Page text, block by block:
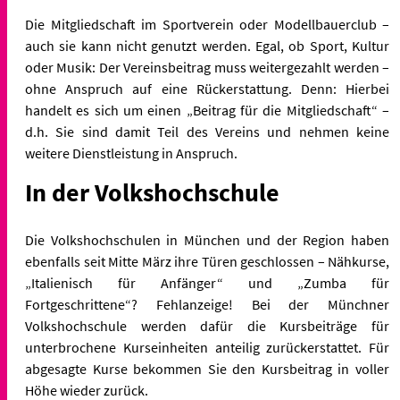
Die Mitgliedschaft im Sportverein oder Modellbauerclub –
auch sie kann nicht genutzt werden. Egal, ob Sport, Kultur
oder Musik: Der Vereinsbeitrag muss weitergezahlt werden –
ohne Anspruch auf eine Rückerstattung. Denn: Hierbei
handelt es sich um einen „Beitrag für die Mitgliedschaft“ –
d.h. Sie sind damit Teil des Vereins und nehmen keine
weitere Dienstleistung in Anspruch.
In der Volkshochschule
Die Volkshochschulen in München und der Region haben
ebenfalls seit Mitte März ihre Türen geschlossen – Nähkurse,
„Italienisch für Anfänger“ und „Zumba für
Fortgeschrittene“? Fehlanzeige! Bei der Münchner
Volkshochschule werden dafür die Kursbeiträge für
unterbrochene Kurseinheiten anteilig zurückerstattet. Für
abgesagte Kurse bekommen Sie den Kursbeitrag in voller
Höhe wiederzurück.